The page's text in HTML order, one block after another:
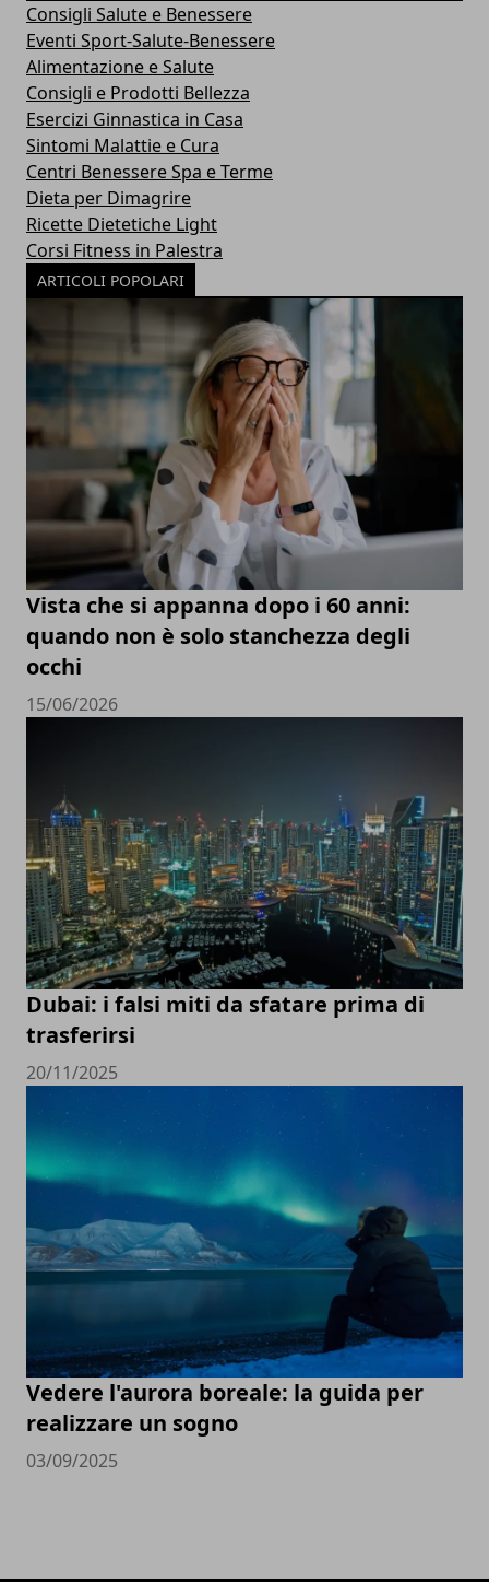
Consigli Salute e Benessere
Eventi Sport-Salute-Benessere
Alimentazione e Salute
Consigli e Prodotti Bellezza
Esercizi Ginnastica in Casa
Sintomi Malattie e Cura
Centri Benessere Spa e Terme
Dieta per Dimagrire
Ricette Dietetiche Light
Corsi Fitness in Palestra
ARTICOLI POPOLARI
Vista che si appanna dopo i 60 anni:
quando non è solo stanchezza degli
occhi
15/06/2026
Dubai: i falsi miti da sfatare prima di
trasferirsi
20/11/2025
Vedere l'aurora boreale: la guida per
realizzare un sogno
03/09/2025